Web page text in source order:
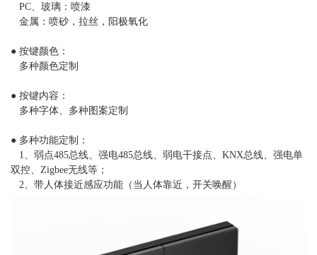
PC、玻璃：喷漆
金属：喷砂，拉丝，阳极氧化
● 按键颜色：
多种颜色定制
● 按键内容：
多种字体、多种图案定制
● 多种功能定制：
1、弱点485总线、强电485总线、弱电干接点、KNX总线、强电单
双控、Zigbee无线等；
2、带人体接近感应功能（当人体靠近，开关唤醒）